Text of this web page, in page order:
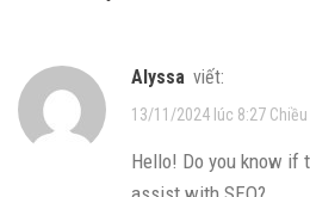
Alyssa viết:
13/11/2024 lúc 8:27 Chiều
Hello! Do you know if